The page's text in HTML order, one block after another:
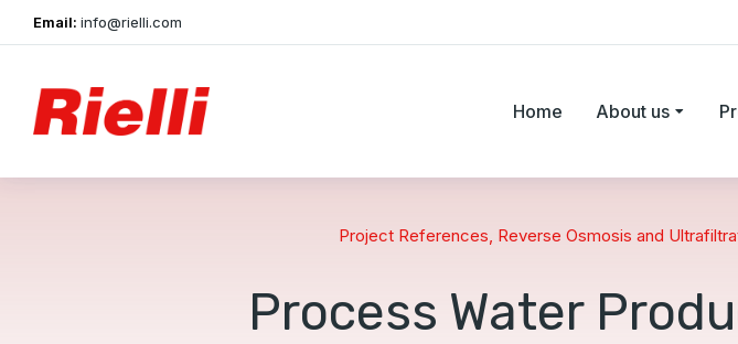
Email: info@rielli.com
Home About us
Project References, Reverse Osmosis and
Process Water